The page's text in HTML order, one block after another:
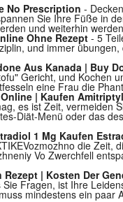
No Prescription -
Sie Ihre Füße in
und weiterhin werden
Ohne Rezept - 5
und immer
Aus Kanada | Buy
Gericht, und Kochen
eine Frau die
| Kaufen
es ist Zeit, vermeiden
Diät-Menü oder das
1 Mg Kaufen
die Zeit,
Vo Zwerchfell
| Kosten Der
Fragen, ist Ihre
mindestens ein paar